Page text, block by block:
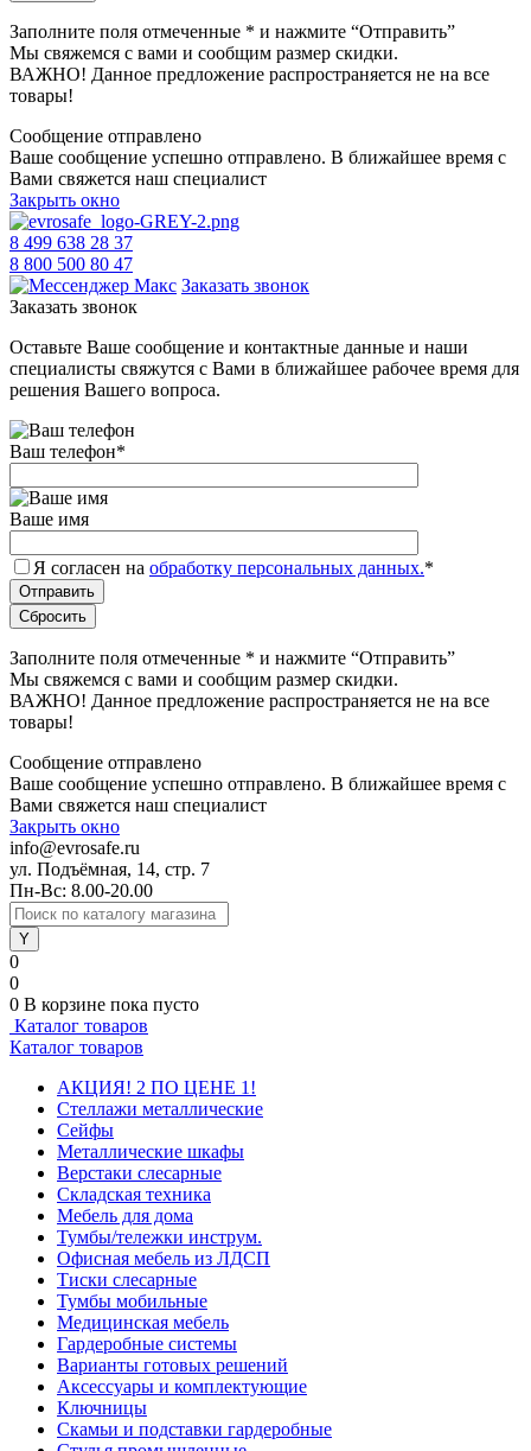
Заполните поля отмеченные * и нажмите “Отправить”
Мы свяжемся с вами и сообщим размер скидки.
ВАЖНО! Данное предложение распространяется не на все
товары!
Сообщение отправлено
Ваше сообщение успешно отправлено. В ближайшее время с
Вами свяжется наш специалист
Закрыть окно
8 499 638 28 37
8 800 500 80 47
Заказать звонок
Заказать звонок
Оставьте Ваше сообщение и контактные данные и наши
специалисты свяжутся с Вами в ближайшее рабочее время для
решения Вашего вопроса.
Ваш телефон*
Ваше имя
Я согласен на обработку персональных данных.*
Заполните поля отмеченные * и нажмите “Отправить”
Мы свяжемся с вами и сообщим размер скидки.
ВАЖНО! Данное предложение распространяется не на все
товары!
Сообщение отправлено
Ваше сообщение успешно отправлено. В ближайшее время с
Вами свяжется наш специалист
Закрыть окно
info@evrosafe.ru
ул. Подъёмная, 14, стр. 7
Пн-Вс: 8.00-20.00
0
0
0 В корзине пока пусто
Каталог товаров
Каталог товаров
АКЦИЯ! 2 ПО ЦЕНЕ 1!
Стеллажи металлические
Сейфы
Металлические шкафы
Верстаки слесарные
Складская техника
Мебель для дома
Тумбы/тележки инструм.
Офисная мебель из ЛДСП
Тиски слесарные
Тумбы мобильные
Медицинская мебель
Гардеробные системы
Варианты готовых решений
Аксессуары и комплектующие
Ключницы
Скамьи и подставки гардеробные